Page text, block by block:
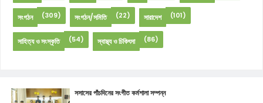
সংগঠন (309) সংগঠন/সমিতি (22) সারাদেশ (101)
সাহিত্য ও সংস্কৃতি (54) স্বাস্থ্য ও চিকিৎসা (86)
সসাসের পাঁচদিনের সংগীত কর্মশালা সম্পন্ন